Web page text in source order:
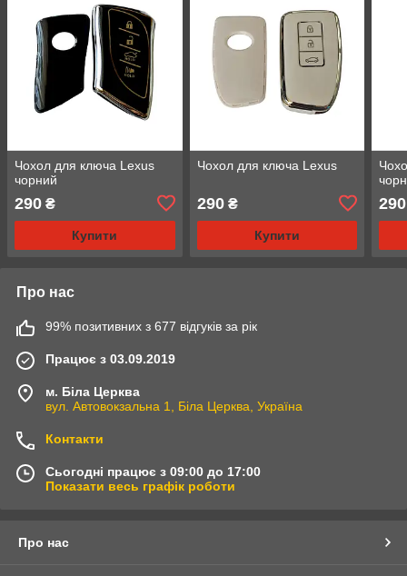
Чохол для ключа Lexus
чорний
290 ₴
Купити
Чохол для ключа Lexus
290₴
Купити
290
Про нас
99% позитивних з 677 відгуків за рік
Працює з 03.09.2019
м. Біла Церква
вул. Автовокзальна 1, Біла Церква, Україна
Контакти
Сьогодні працює з 09:00 до 17:00
Показати весь графік роботи
Про нас